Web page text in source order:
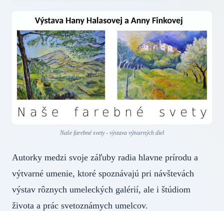
Naše farebné svety - výstava výtvarných diel
Autorky medzi svoje záľuby radia hlavne prírodu a
výtvarné umenie, ktoré spoznávajú pri návštevách
výstav rôznych umeleckých galérií, ale i štúdiom
života a prác svetoznámych umelcov.